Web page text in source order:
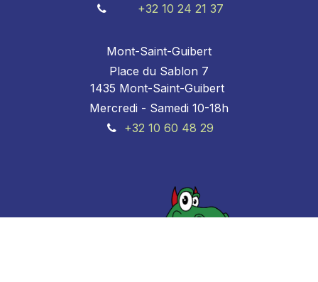
+32 10 24 21 37
Mont-Saint-Guibert
Place du Sablon 7
1435 Mont-Saint-Guibert
Mercredi - Samedi 10-18h
+32 10 60 48 29